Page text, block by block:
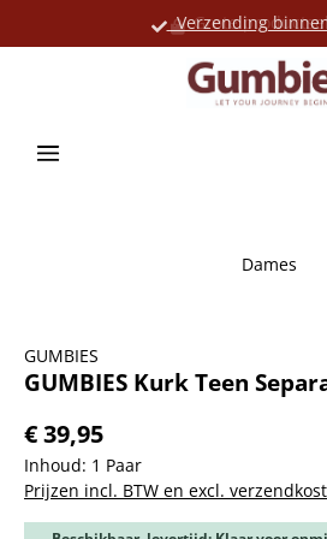
Verzending
Grote
Dames
GUMBIES
GUMBIES Kurk Teen
€ 39,95
Inhoud: 1 Paar
Prijzen incl. BTW en excl.